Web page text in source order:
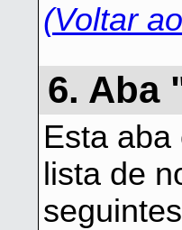
(Voltar
6. Aba
Esta
lista de